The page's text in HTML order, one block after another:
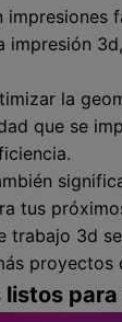
la
que se
tus
trabajo 3d
listos